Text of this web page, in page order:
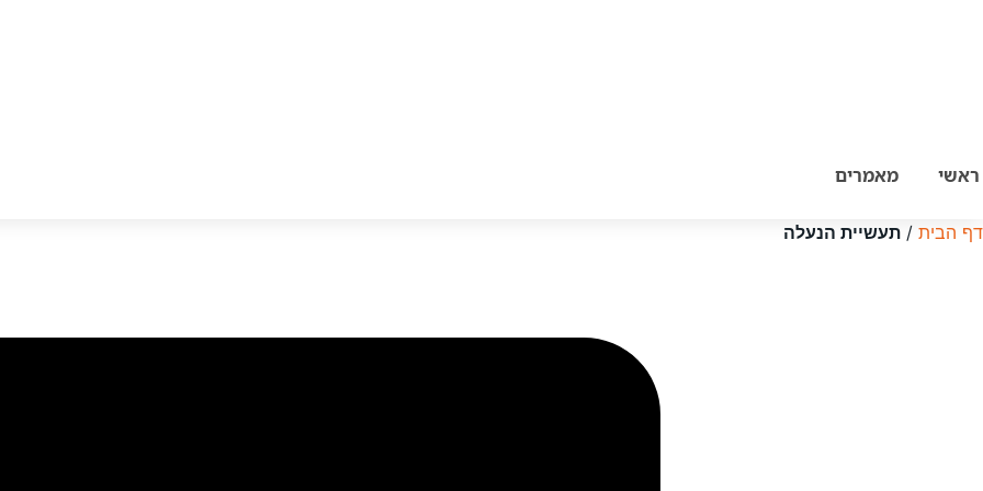
ראשי מאמרים
דף הבית / תעשיית הנעלה